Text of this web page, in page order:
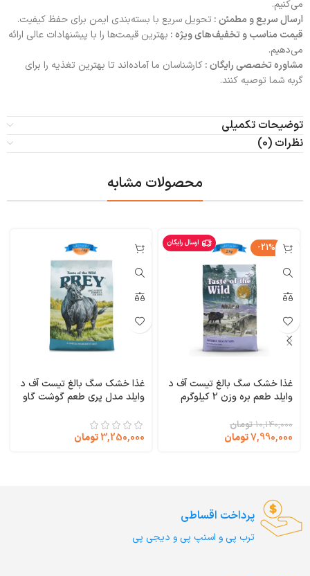
می‌کنیم.
ارسال سریع و مطمئن :تحویل سریع با بسته‌بندی ایمن برای حفظ کیفیت.
قیمت مناسب و تخفیف‌های ویژه : بهترین قیمت‌ها را با پیشنهادات عالی ارائه
می‌دهیم.
مشاوره تخصصی رایگان :کارشناسان ما آماده‌اند تا بهترین تغذیه را برای
گربه شما توصیه کنند.
توضیحات تکمیلی
نظرات (0)
محصولات مشابه
-21% ارسال رایگان
غذا خشک سگ بالغ تیست آف د
وایلد طعم بره وزن 2 کیلوگرم
Mountain
10,140,000 تومان
7,990,000تومان
غذا خشک سگ بالغ تیست آف د
وایلد مدل پری طعم گوشت گاو
of the Wild PREY Limited
Ingredient
3,250,000تومان
پرداخت اقساطی
ترب‌ پی و اسنپ پی و دیجی پی